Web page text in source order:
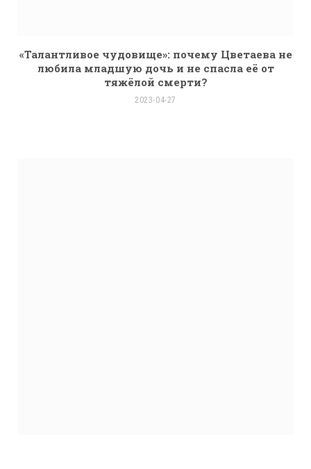
«Талантливое чудовище»: почему Цветаева не
любила младшую дочь и не спасла её от
тяжёлой смерти?
2023-04-27